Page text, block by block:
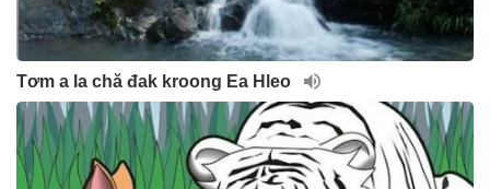
Tơm a la chă đak kroong Ea Hleo